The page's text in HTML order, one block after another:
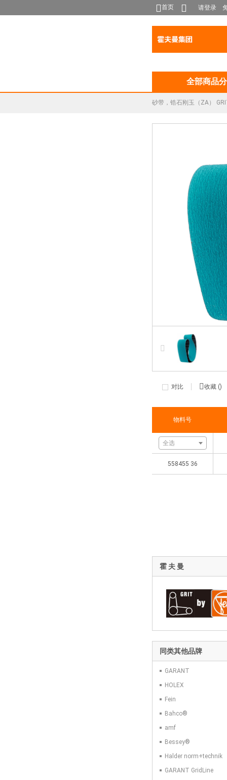
首页 请登录
全部商品
砂带，锆石刚玉（ZA）
对比 收藏 ()
物料号
全选
558455 36
霍 夫 曼
同类其他品牌
GARANT
HOLEX
Fein
Bahco®
amf
Bessey®
Halder norm+technik
GARANT GridLine